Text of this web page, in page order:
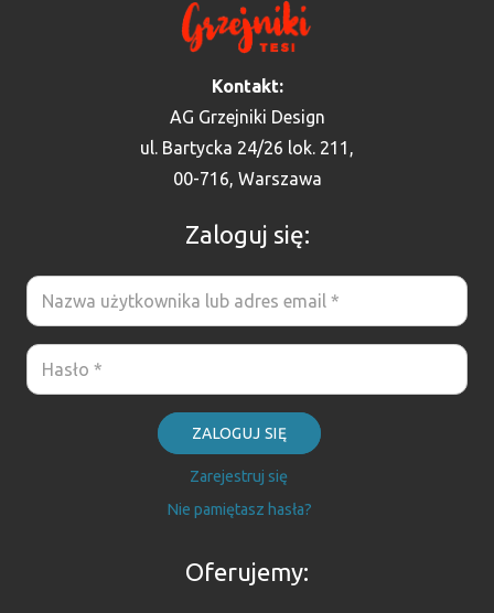
Kontakt:
AG Grzejniki Design
ul. Bartycka 24/26 lok. 211,
00-716, Warszawa
Zaloguj się:
ZALOGUJ SIĘ
Zarejestruj się
Nie pamiętasz hasła?
Oferujemy: